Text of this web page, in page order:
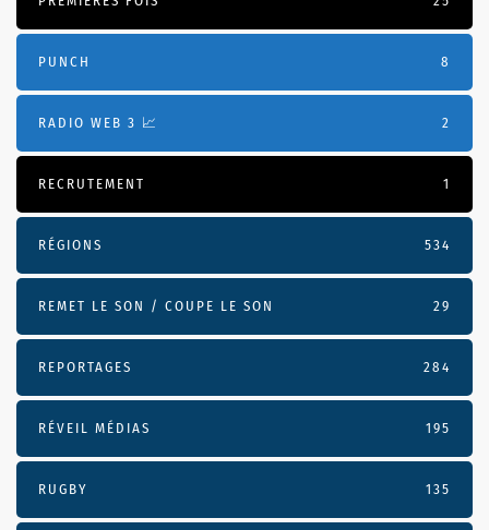
PUNCH 8
RADIO WEB 3 📈 2
RECRUTEMENT 1
RÉGIONS 534
REMET LE SON / COUPE LE SON 29
REPORTAGES 284
RÉVEIL MÉDIAS 195
RUGBY 135